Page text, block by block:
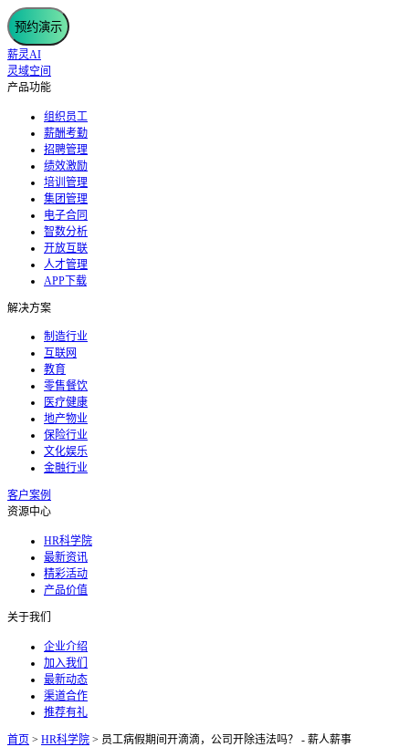
预约演示
薪灵AI
灵域空间
产品功能
组织员工
薪酬考勤
招聘管理
绩效激励
培训管理
集团管理
电子合同
智数分析
开放互联
人才管理
APP下载
解决方案
制造行业
互联网
教育
零售餐饮
医疗健康
地产物业
保险行业
文化娱乐
金融行业
客户案例
资源中心
HR科学院
最新资讯
精彩活动
产品价值
关于我们
企业介绍
加入我们
最新动态
渠道合作
推荐有礼
首页 > HR科学院 > 员工病假期间开滴滴，公司开除违法吗？ - 薪人薪事